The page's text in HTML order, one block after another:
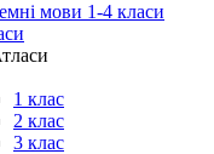
мови 1-4 класи
1 клас
2 клас
3 клас